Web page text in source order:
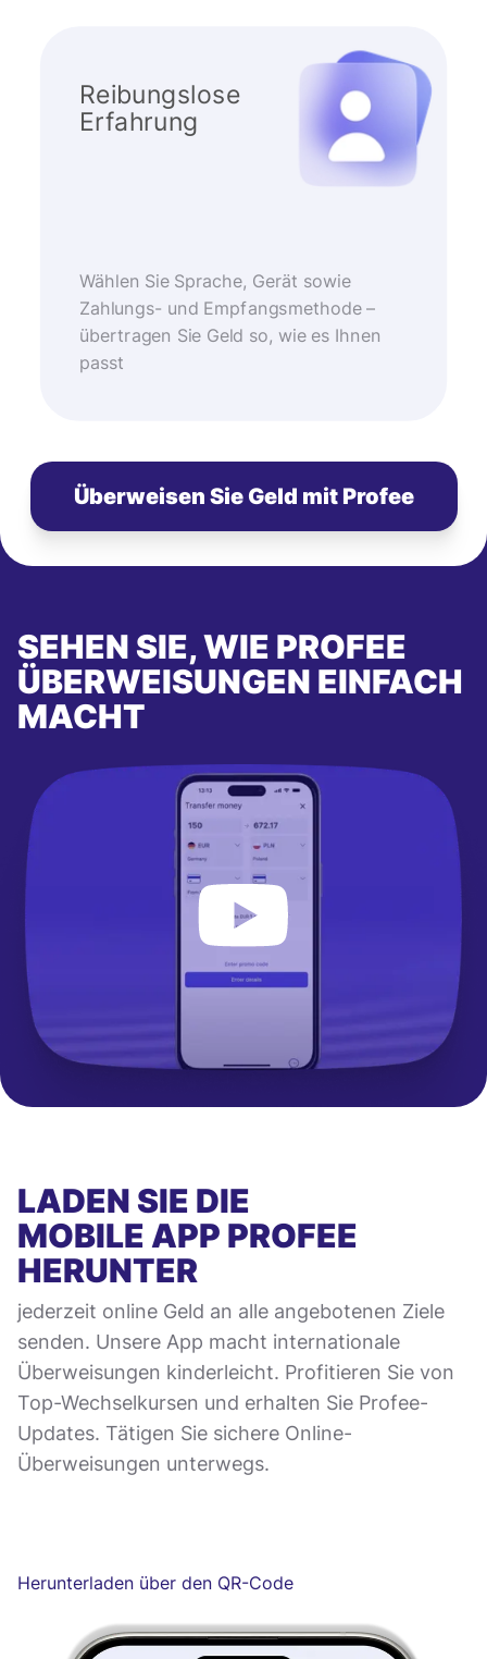
Reibungslose
Erfahrung
Wählen Sie Sprache, Gerät sowie
Zahlungs- und Empfangsmethode –
übertragen Sie Geld so, wie es Ihnen
passt
Überweisen Sie Geld mit Profee
SEHEN SIE, WIE PROFEE
ÜBERWEISUNGEN EINFACH
MACHT
LADEN SIE DIE
MOBILE APP PROFEE
HERUNTER
jederzeit online Geld an alle angebotenen Ziele
senden. Unsere App macht internationale
Überweisungen kinderleicht. Profitieren Sie von
Top-Wechselkursen und erhalten Sie Profee-
Updates. Tätigen Sie sichere Online-
Überweisungen unterwegs.
Herunterladen über den QR-Code